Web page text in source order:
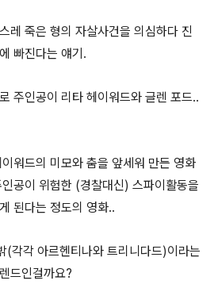
레 죽은 형의 자살사건을 의심하다 진
빠진다는 얘기.
주인공이 리타 헤이워드와 글렌 포드..
워드의 미모와 춤을 앞세워 만든 영화
공이 위험한 (경찰대신) 스파이활동을
된다는 정도의 영화..
(각각 아르헨티나와 트리니다드)이라는
드인걸까요?